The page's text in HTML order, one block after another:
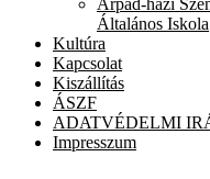
Árpád-házi
Általános Iskola
Kultúra
Kapcsolat
Kiszállítás
ÁSZF
ADATVÉDELMI
Impresszum